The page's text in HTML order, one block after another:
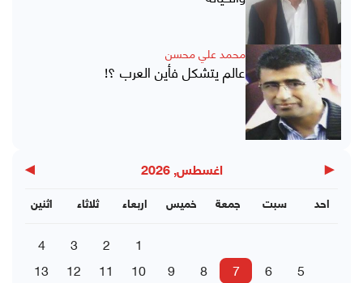
محمد علي محسن
عالم يتشكل فأين العرب ؟!
◀ اغسطس, 2026 ▶
اثنين ثلاثاء اربعاء خميس جمعة سبت احد
1
2
3
4
5
6
7
8
9
10
11
12
13